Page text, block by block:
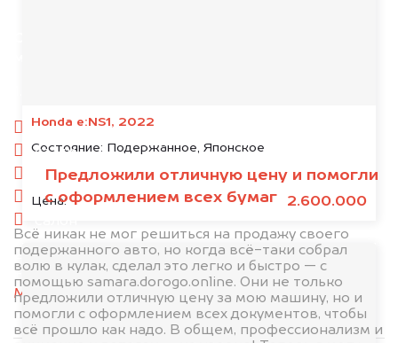
Honda e:NS1, 2022
Состояние: Подержанное, Японское
Цена: 2.600.000
Предложили отличную цену и помогли
с оформлением всех бумаг
Всё никак не мог решиться на продажу своего
подержанного авто, но когда всё-таки собрал
волю в кулак, сделал это легко и быстро — с
помощью samara.dorogo.online. Они не только
предложили отличную цену за мою машину, но и
помогли с оформлением всех документов, чтобы
всё прошло как надо. В общем, профессионализм и
спереди
сзади
слева
справа
2. Отправьте фотографии на номер
+79584983298 по WhatsApp*,в мессенджер
MAX или на электронную почту
info@dorogo.online